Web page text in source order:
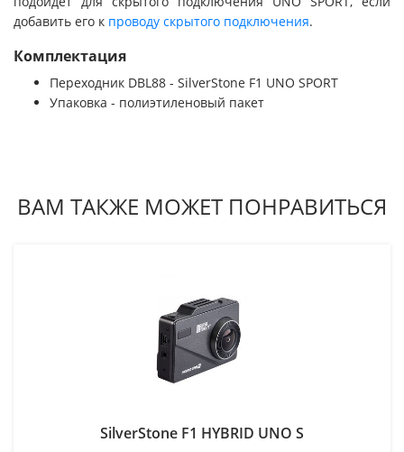
добавить его к проводу скрытого подключения.
Комплектация
Переходник DBL88 - SilverStone F1 UNO SPORT
Упаковка - полиэтиленовый пакет
ВАМ ТАКЖЕ МОЖЕТ ПОНРАВИТЬСЯ
SilverStone F1 HYBRID UNO S